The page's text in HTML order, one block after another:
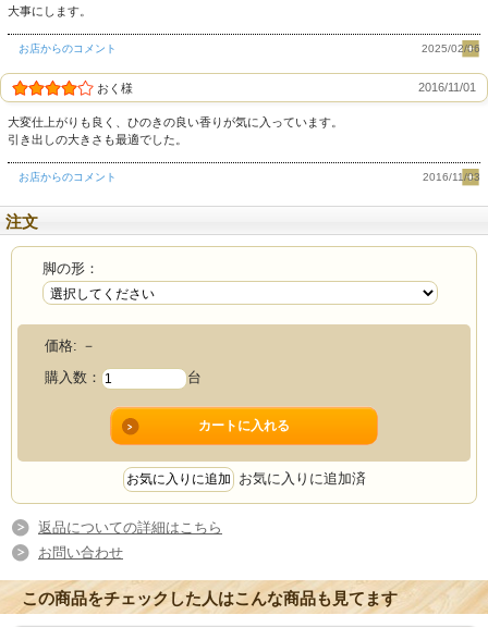
大事にします。
お店からのコメント 2025/02/06
おく様 2016/11/01
大変仕上がりも良く、ひのきの良い香りが気に入っています。
引き出しの大きさも最適でした。
お店からのコメント 2016/11/03
注文
脚の形：
価格: －
購入数：
台
お気に入りに追加済
返品についての詳細はこちら
お問い合わせ
この商品をチェックした人はこんな商品も見てます